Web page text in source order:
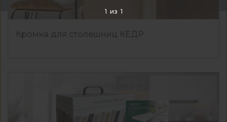
Кромка для столешниц КЕДР
1 из 1